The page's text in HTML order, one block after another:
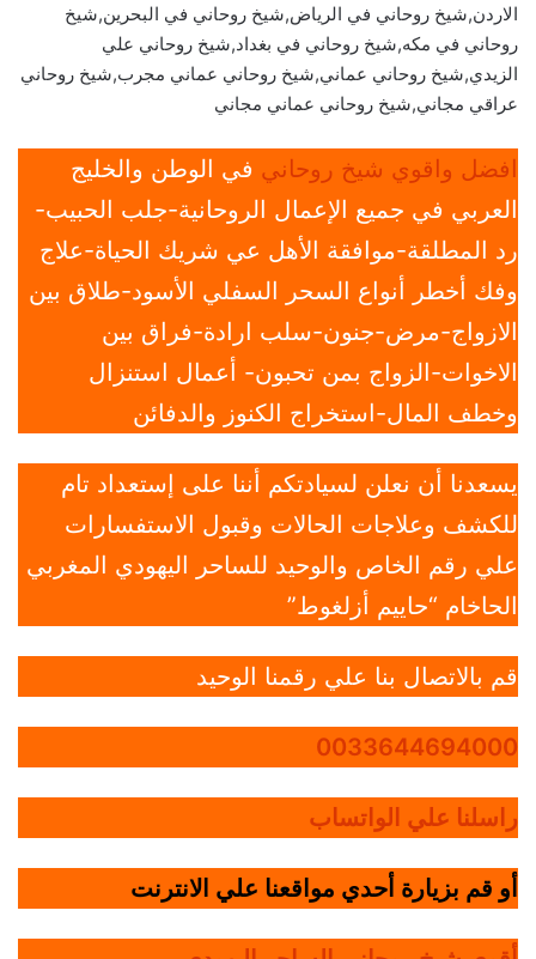
الاردن,شيخ روحاني في الرياض,شيخ روحاني في البحرين,شيخ
روحاني في مكه,شيخ روحاني في بغداد,شيخ روحاني علي
الزيدي,شيخ روحاني عماني,شيخ روحاني عماني مجرب,شيخ روحاني
عراقي مجاني,شيخ روحاني عماني مجاني
افضل واقوي شيخ روحاني في الوطن والخليج
العربي في جميع الإعمال الروحانية-جلب الحبيب-
رد المطلقة-موافقة الأهل عي شريك الحياة-علاج
وفك أخطر أنواع السحر السفلي الأسود-طلاق بين
الازواج-مرض-جنون-سلب ارادة-فراق بين
الاخوات-الزواج بمن تحبون- أعمال استنزال
وخطف المال-استخراج الكنوز والدفائن
يسعدنا أن نعلن لسيادتكم أننا على إستعداد تام
للكشف وعلاجات الحالات وقبول الاستفسارات
علي رقم الخاص والوحيد للساحر اليهودي المغربي
الحاخام “حاييم أزلغوط”
قم بالاتصال بنا علي رقمنا الوحيد
0033644694000
راسلنا علي الواتساب
أو قم بزيارة أحدي مواقعنا علي الانترنت